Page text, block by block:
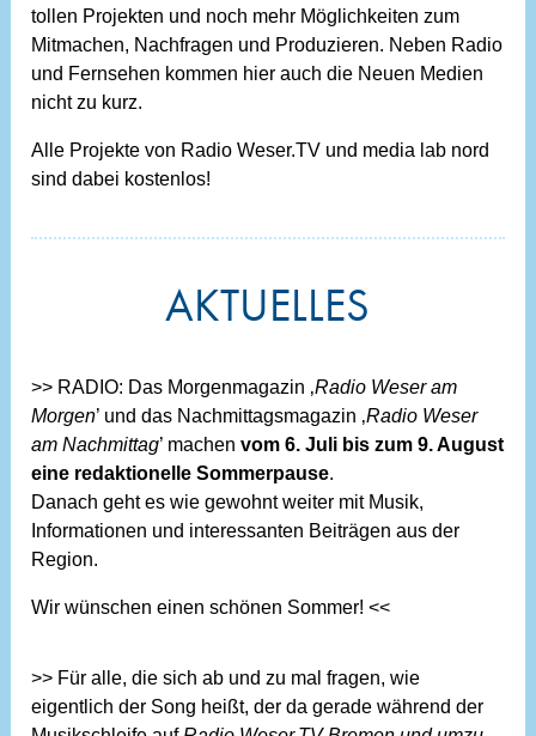
tollen Projekten und noch mehr Möglichkeiten zum
Mitmachen, Nachfragen und Produzieren. Neben Radio
und Fernsehen kommen hier auch die Neuen Medien
nicht zu kurz.
Alle Projekte von Radio Weser.TV und media lab nord
sind dabei kostenlos!
AKTUELLES
>> RADIO: Das Morgenmagazin ‚Radio Weser am
Morgen’ und das Nachmittagsmagazin ‚Radio Weser
am Nachmittag’ machenvom 6. Juli bis zum 9. August
eine redaktionelle Sommerpause.
Danach geht es wie gewohnt weiter mit Musik,
Informationen und interessanten Beiträgen aus der
Region.
Wir wünschen einen schönen Sommer! <<
>> Für alle, die sich ab und zu mal fragen, wie
eigentlich der Song heißt, der da gerade während der